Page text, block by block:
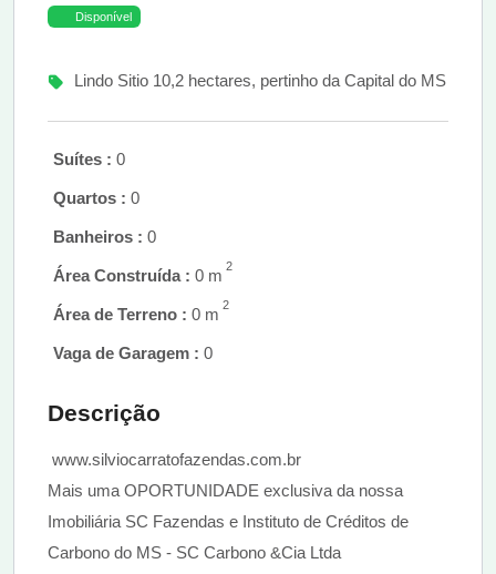
Disponível
Lindo Sitio 10,2 hectares, pertinho da Capital do MS
Suítes : 0
Quartos : 0
Banheiros : 0
Área Construída : 0 m 2
Área de Terreno : 0 m 2
Vaga de Garagem : 0
Descrição
www.silviocarratofazendas.com.br
Mais uma OPORTUNIDADE exclusiva da nossa
Imobiliária SC Fazendas e Instituto de Créditos de
Carbono do MS - SC Carbono &Cia Ltda